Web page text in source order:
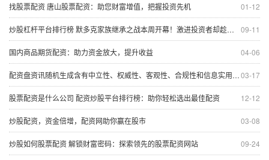
01-12
找股票配资 唐山股票配资：助您财富增值，把握投资先机
09-11
炒股杠杆平台排行榜 默多克家族继承之战本周开幕！激进投资者却趁机上演夺权大戏
04-06
国内商品期货配资：助力资金放大，提升收益
03-17
配资盘资讯随机生成含有中立性、权威性、客观性、合规性和信息实用性适合网站发布不超30字的标题
12-12
股票配资是什么公司 配资炒股平台排行榜：助你轻松选出最佳配资
03-08
炒股配资，资金倍增，配资网助你赢在股市
09-24
炒股如何股票配资 解锁财富密码：探索领先的股票配资网站